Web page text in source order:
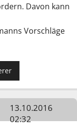
Davon kann
Vorschläge
13.10.2016
02:32